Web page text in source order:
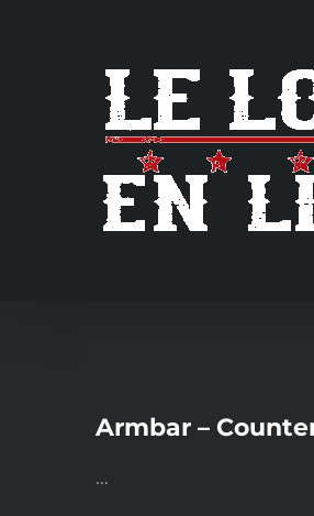
Armbar –
…